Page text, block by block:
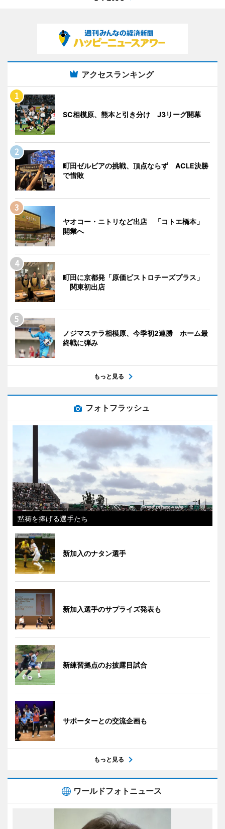
アクセスランキング
SC相模原、熊本と引き分け J3リーグ開幕
町田ゼルビアの挑戦、頂点ならず ACLE決勝
で惜敗
ヤオコー・ニトリなど出店 「コトエ橋本」
開業へ
町田に京都発「原価ビストロチーズプラス」
関東初出店
ノジマステラ相模原、今季初2連勝 ホーム最
終戦に弾み
もっと見る
フォトフラッシュ
黙祷を捧げる選手たち
新加入のナタン選手
新加入選手のサプライズ発表も
新練習拠点のお披露目試合
サポーターとの交流企画も
もっと見る
ワールドフォトニュース